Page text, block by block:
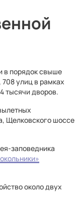
в порядок свыше
улиц в рамках
тысячи дворов.
Щелковского шоссе
заповедника
около двух